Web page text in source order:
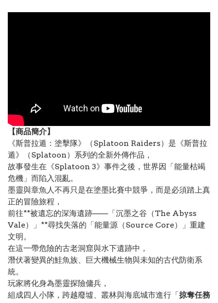
【商品簡介】
《斯普拉遁：塗擊隊》（Splatoon Raiders）是《斯普拉
遁》（Splatoon）系列的全新外傳作品，
故事發生在《Splatoon 3》事件之後，世界因「能量枯竭
危機」而陷入混亂。
墨靈與章魚人不再只是在塗墨比賽中競爭，而是必須踏上真
正的冒險旅程，
前往**被遺忘的深海遺跡——「沉墨之谷（The Abyss
Vale）」**尋找失落的「能量源（Source Core）」重建
文明。
在這一帶危險的古老洞窟與水下遺跡中，
潛伏著變異的鮭魚族、巨大機械生物與未知的古代防衛系
統。
玩家將化身為墨靈探險傭兵，
組成四人小隊，跨越廢墟、叢林與海底城市進行「掠奪任務